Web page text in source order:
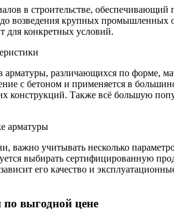
в строительстве,
до возведения крупных
для конкретных условий.
различающихся по форме,
с бетоном и применяется в
конструкций. Также всё большую
арматуры
важно учитывать несколько
выбирать сертифицированную
его качество и
выгодной цене